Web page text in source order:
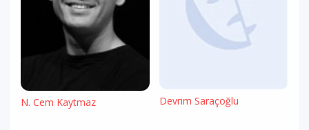
N. Cem Kaytmaz Devrim Saraçoğlu